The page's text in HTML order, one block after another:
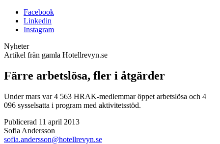
Facebook
Linkedin
Instagram
Nyheter
Artikel från gamla Hotellrevyn.se
Färre arbetslösa, fler i åtgärder
Under mars var 4 563 HRAK-medlemmar öppet arbetslösa och 4
096 sysselsatta i program med aktivitetsstöd.
Publicerad 11 april 2013
Sofia Andersson
sofia.andersson@hotellrevyn.se